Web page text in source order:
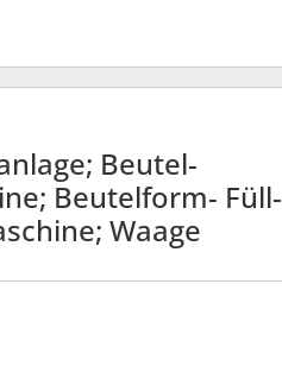
Beutel-
Beutelform- Füll-
Waage